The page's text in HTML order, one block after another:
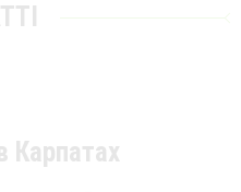
Карпатах